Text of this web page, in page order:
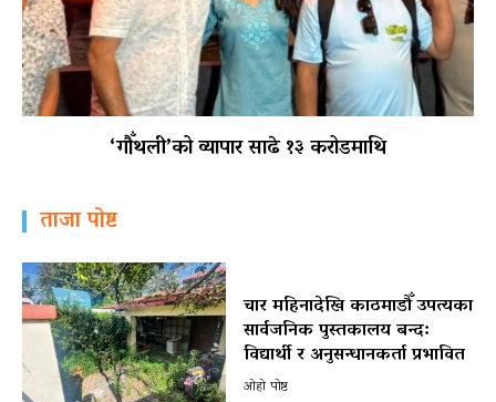
‘गौँथली’को व्यापार साढे १३ करोडमाथि
ताजा पोष्ट
चार महिनादेखि काठमाडौँ उपत्यका
सार्वजनिक पुस्तकालय बन्द:
विद्यार्थी र अनुसन्धानकर्ता प्रभावित
ओहो पोष्ट